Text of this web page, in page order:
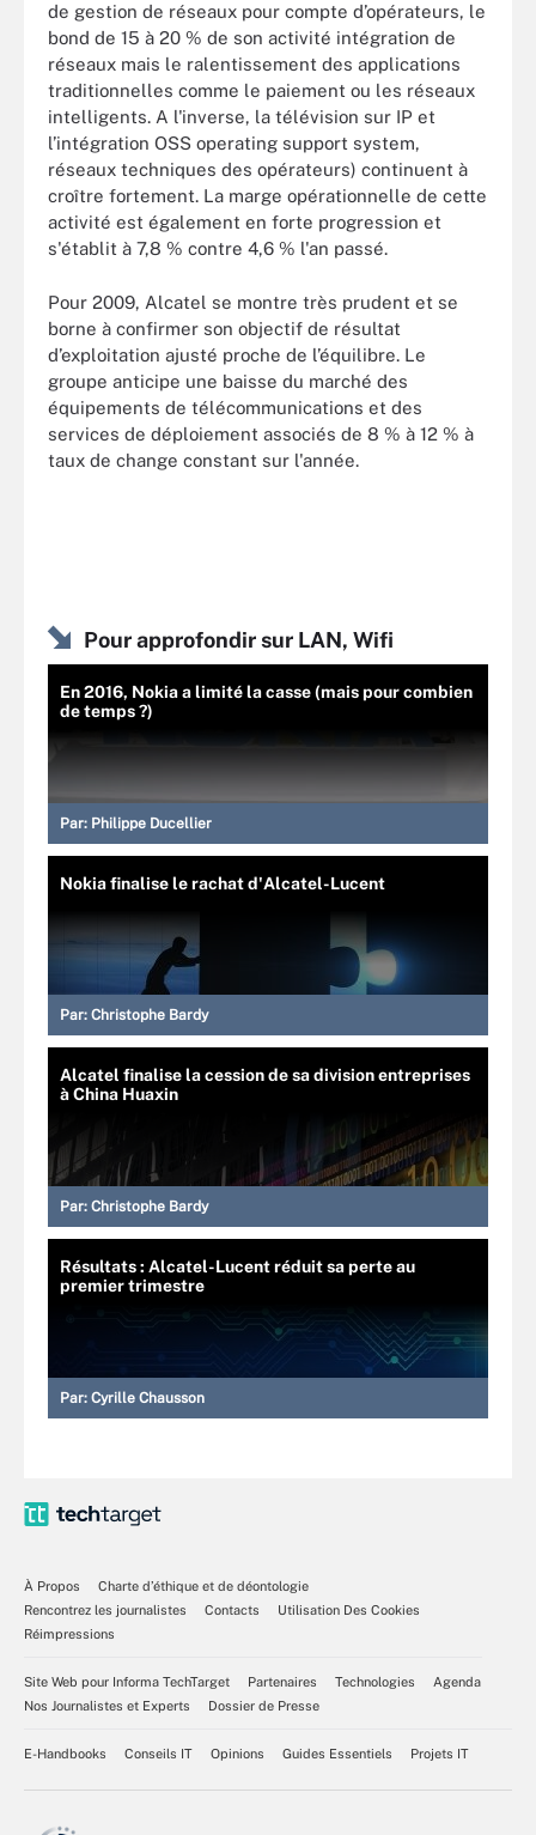
de gestion de réseaux pour compte d’opérateurs, le
bond de 15 à 20 % de son activité intégration de
réseaux mais le ralentissement des applications
traditionnelles comme le paiement ou les réseaux
intelligents. A l'inverse, la télévision sur IP et
l’intégration OSS operating support system,
réseaux techniques des opérateurs) continuent à
croître fortement. La marge opérationnelle de cette
activité est également en forte progression et
s'établit à 7,8 % contre 4,6 % l'an passé.
Pour 2009, Alcatel se montre très prudent et se
borne à confirmer son objectif de résultat
d’exploitation ajusté proche de l’équilibre. Le
groupe anticipe une baisse du marché des
équipements de télécommunications et des
services de déploiement associés de 8 % à 12 % à
taux de change constant sur l'année.
Pour approfondir sur LAN, Wifi
En 2016, Nokia a limité la casse (mais pour combien
de temps ?)
Par: Philippe Ducellier
Nokia finalise le rachat d'Alcatel-Lucent
Par: Christophe Bardy
Alcatel finalise la cession de sa division entreprises
à China Huaxin
Par: Christophe Bardy
Résultats : Alcatel-Lucent réduit sa perte au
premier trimestre
Par: Cyrille Chausson
À Propos
Charte d’éthique et de déontologie
Rencontrez les journalistes
Contacts
Utilisation Des Cookies
Réimpressions
Site Web pour Informa TechTarget Partenaires Technologies
Agenda
Nos Journalistes et Experts
Dossier de Presse
E-Handbooks Conseils IT Opinions Guides Essentiels Projets IT